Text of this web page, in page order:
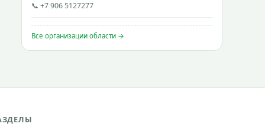
📞 +7 906 5127277
Все организации области →